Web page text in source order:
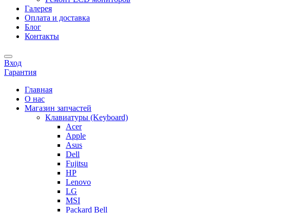
Галерея
Оплата и доставка
Блог
Контакты
Вход
Гарантия
Главная
О нас
Магазин запчастей
Клавиатуры (Keyboard)
Acer
Apple
Asus
Dell
Fujitsu
HP
Lenovo
LG
MSI
Packard Bell